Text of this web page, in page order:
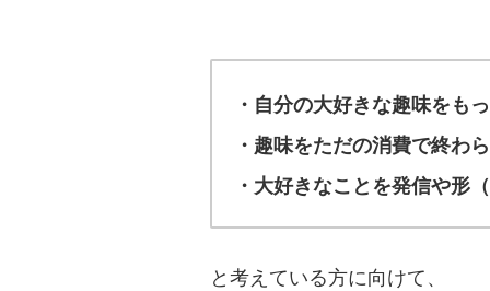
・自分の大好きな趣味をも
・趣味をただの消費で終わ
・大好きなことを発信や形
と考えている方に向けて、